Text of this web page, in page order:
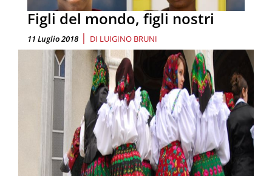
Figli del mondo, figli nostri
11 Luglio 2018 | DI LUIGINO BRUNI